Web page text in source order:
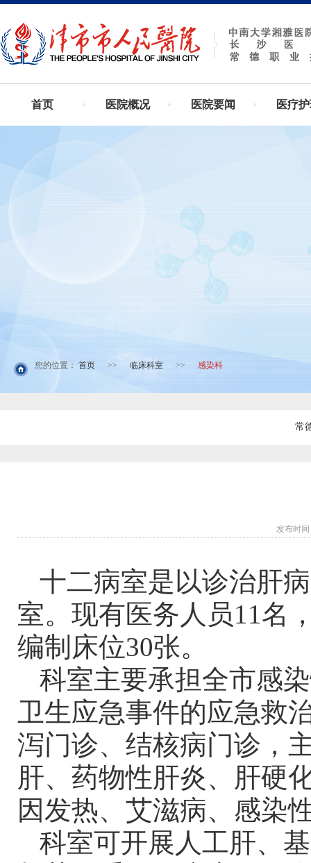
首页 医院概况 医院要闻 医疗
您的位置： 首页 >> 临床科室 >> 感染科
常
发布时
十二病室是以诊治肝
室。现有医务人员11名
编制床位30张。
科室主要承担全市感
卫生应急事件的应急救
泻门诊、结核病门诊，
肝、药物性肝炎、肝硬
因发热、艾滋病、感染
科室可开展人工肝、